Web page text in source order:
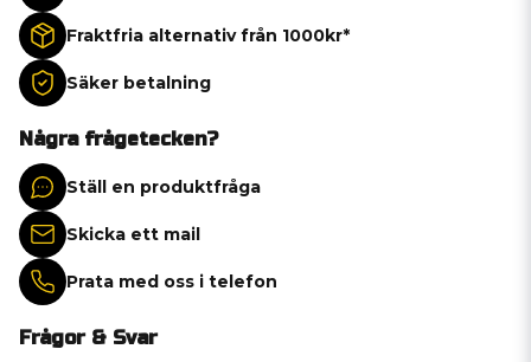
Fraktfria alternativ från 1000kr*
Säker betalning
Några frågetecken?
Ställ en produktfråga
Skicka ett mail
Prata med oss i telefon
Frågor & Svar